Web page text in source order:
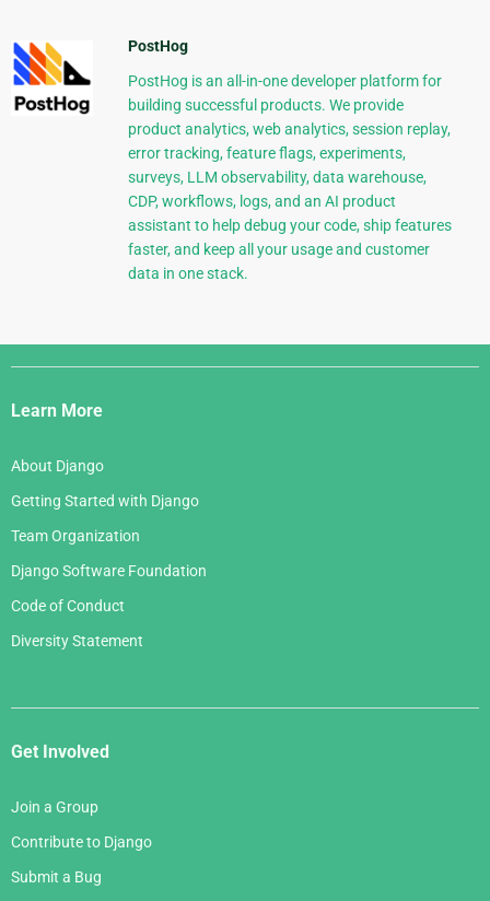
PostHog
PostHog is an all-in-one developer platform for
building successful products. We provide
product analytics, web analytics, session replay,
error tracking, feature flags, experiments,
surveys, LLM observability, data warehouse,
CDP, workflows, logs, and an AI product
assistant to help debug your code, ship features
faster, and keep all your usage and customer
data in one stack.
Django
Links
Learn More
About Django
Getting Started with Django
Team Organization
Django Software Foundation
Code of Conduct
Diversity Statement
Get Involved
Join a Group
Contribute to Django
Submit a Bug